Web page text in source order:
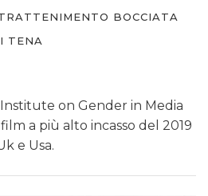
BOCCIATA
TENA
Institute on Gender in Media
a più alto incasso del 2019
e Usa.